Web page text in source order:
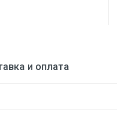
и оплата